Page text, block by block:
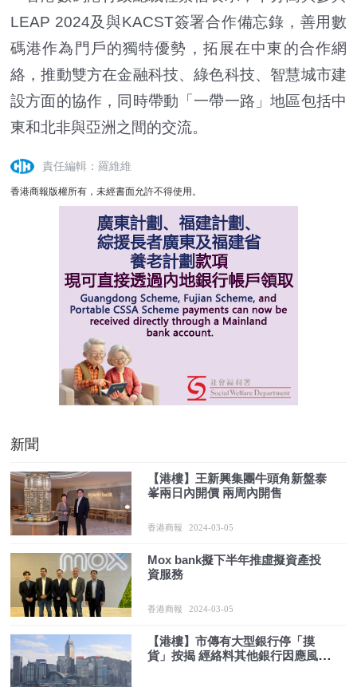
LEAP 2024及與KACST簽署合作備忘錄，善用數
碼港作為門戶的獨特優勢，拓展在中東的合作網
絡，推動雙方在金融科技、綠色科技、智慧城市建
設方面的協作，同時帶動「一帶一路」地區包括中
東和北非與亞洲之間的交流。
責任編輯：羅維維
香港商報版權所有，未經書面允許不得使用。
新聞
【港樓】王新興集團牛頭角新盤泰
峯兩日內開價 兩周內開售
香港商報 2024-03-05
Mox bank擬下半年推虛擬資產投
資服務
香港商報 2024-03-05
【港樓】市傳有大型銀行停「摸
貨」按揭 經絡料其他銀行因應風險